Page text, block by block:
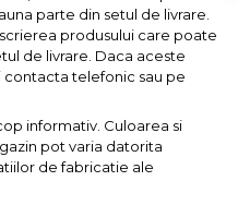
parte din setul de livrare.
produsului care poate
de livrare. Daca aceste
telefonic sau pe
informativ. Culoarea si
pot varia datorita
de fabricatie ale